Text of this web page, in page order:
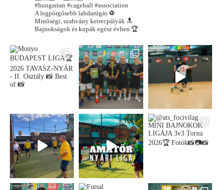
#hungarian #cageball #association
A legpörgősebb labdarúgás ⚽️
Minőségi, szabvány ketrecpályák 🔝
Bajnokságok és kupák egész évben 🏆